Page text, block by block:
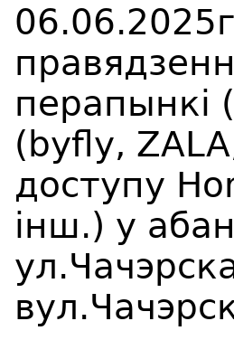
перапынкі
( byfly, ZALA
доступу
інш.) у